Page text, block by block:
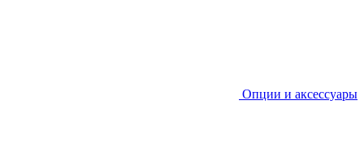
Опции и аксессуары